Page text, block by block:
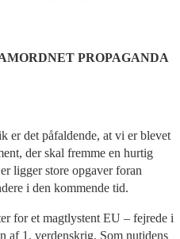
PROPAGANDA
er det påfaldende, at vi er blevet
der skal fremme en hurtig
ligger store opgaver foran
i den kommende tid.
for et magtlystent EU – fejrede i
af 1. verdenskrig. Som nutidens